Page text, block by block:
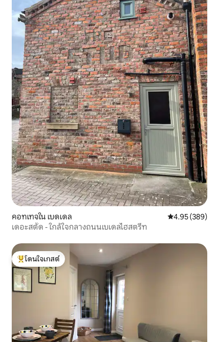
คอทเทจใน เบดเดล คะแนนเฉลี่ย
4.95 (389)
เดอะสตั๊ด - ใกล้ใจกลางถนนเบเดลไฮสตรีท
โดนใจเกสต์ที่สุด
โดนใจเกสต์